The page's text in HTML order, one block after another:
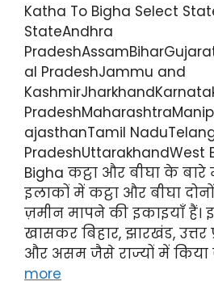
Katha To Bigha Select
StateAndhra
al PradeshJammu and
ajasthanTamil
PradeshUttarakhandWest
Bigha कट्ठा और बीघा के बारे
इलाकों में कट्ठा और बीघा
ज़मीन मापने की इकाइयाँ हैं।
खासकर बिहार, झारखंड, उत्तर
और असम जैसे राज्यों में किया
more